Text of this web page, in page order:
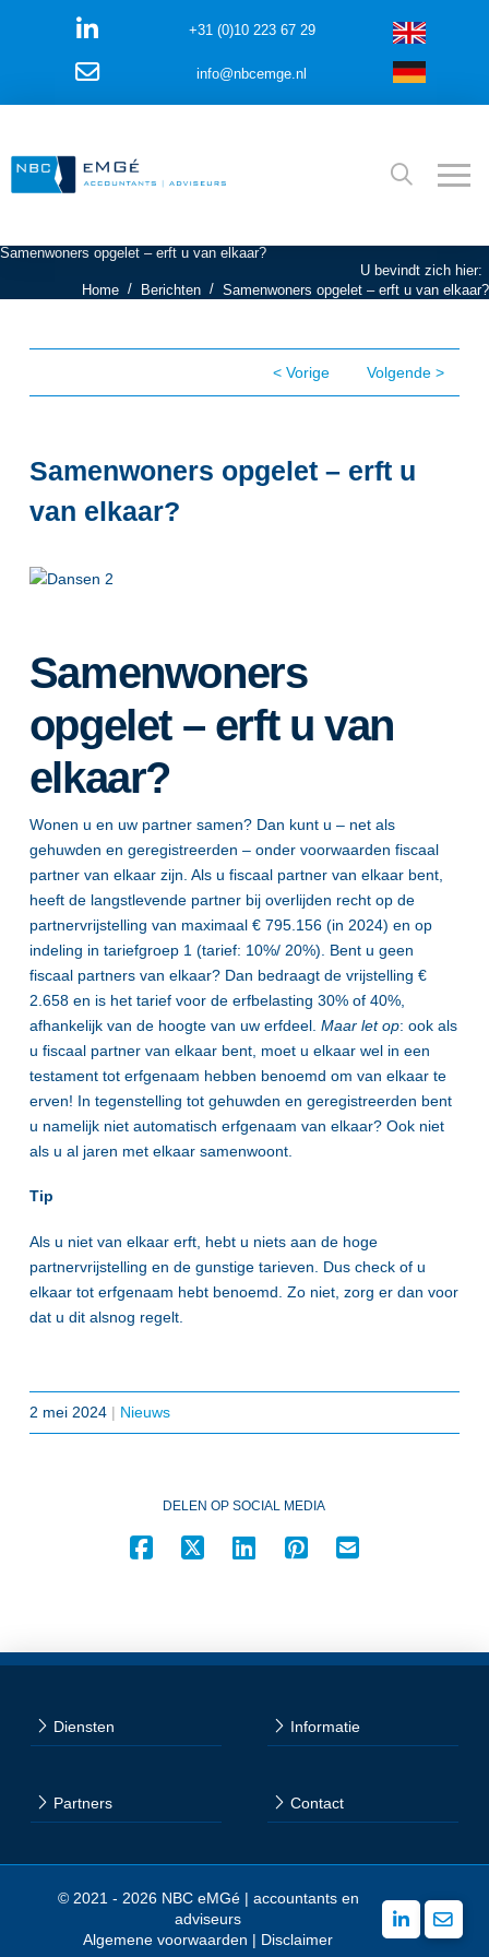
+31 (0)10 223 67 29
info@nbcemge.nl
Samenwoners opgelet – erft u van elkaar?
U bevindt zich hier:
Home / Berichten / Samenwoners opgelet – erft u van elkaar?
< Vorige Volgende >
Samenwoners opgelet – erft u
van elkaar?
Samenwoners
opgelet – erft u van
elkaar?
Wonen u en uw partner samen? Dan kunt u – net als
gehuwden en geregistreerden – onder voorwaarden fiscaal
partner van elkaar zijn. Als u fiscaal partner van elkaar bent,
heeft de langstlevende partner bij overlijden recht op de
partnervrijstelling van maximaal € 795.156 (in 2024) en op
indeling in tariefgroep 1 (tarief: 10%/ 20%). Bent u geen
fiscaal partners van elkaar? Dan bedraagt de vrijstelling €
2.658 en is het tarief voor de erfbelasting 30% of 40%,
afhankelijk van de hoogte van uw erfdeel. Maar let op: ook als
u fiscaal partner van elkaar bent, moet u elkaar wel in een
testament tot erfgenaam hebben benoemd om van elkaar te
erven! In tegenstelling tot gehuwden en geregistreerden bent
u namelijk niet automatisch erfgenaam van elkaar? Ook niet
als u al jaren met elkaar samenwoont.
Tip
Als u niet van elkaar erft, hebt u niets aan de hoge
partnervrijstelling en de gunstige tarieven. Dus check of u
elkaar tot erfgenaam hebt benoemd. Zo niet, zorg er dan voor
dat u dit alsnog regelt.
2 mei 2024| Nieuws
DELEN OP SOCIAL MEDIA
Diensten Informatie
Partners Contact
© 2021 - 2026 NBC eMGé | accountants en
adviseurs
Algemene voorwaarden | Disclaimer